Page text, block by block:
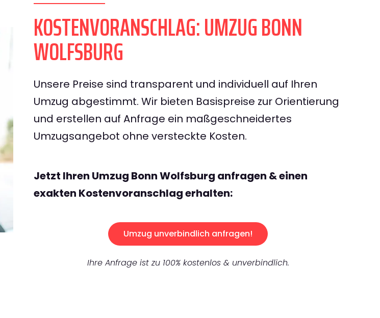
KOSTENVORANSCHLAG: UMZUG BONN
WOLFSBURG
Unsere Preise sind transparent und individuell auf Ihren
Umzug abgestimmt. Wir bieten Basispreise zur Orientierung
und erstellen auf Anfrage ein maßgeschneidertes
Umzugsangebot ohne versteckte Kosten.
Jetzt Ihren Umzug Bonn Wolfsburg anfragen & einen
exakten Kostenvoranschlag erhalten:
Umzug unverbindlich anfragen!
Ihre Anfrage ist zu 100% kostenlos & unverbindlich.